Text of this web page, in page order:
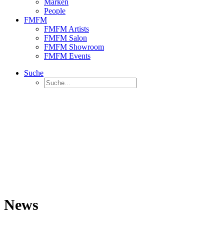
Marken
People
FMFM
FMFM Artists
FMFM Salon
FMFM Showroom
FMFM Events
Suche
News